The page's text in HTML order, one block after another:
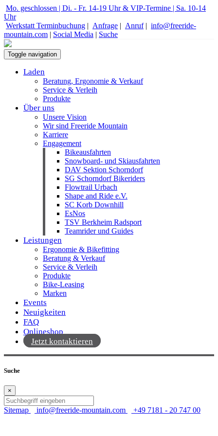
Mo. geschlossen | Di. - Fr. 14-19 Uhr & VIP-Termine | Sa. 10-14
Uhr
Werkstatt Terminbuchung | Anfrage | Anruf| info@freeride-
mountain.com | Social Media | Suche
Toggle navigation
Laden
Beratung, Ergonomie & Verkauf
Service & Verleih
Produkte
Über uns
Unsere Vision
Wir sind Freeride Mountain
Karriere
Engagement
Bikeausfahrten
Snowboard- und Skiausfahrten
DAV Sektion Schorndorf
SG Schorndorf Bikeriders
Flowtrail Urbach
Shape and Ride e.V.
SC Korb Downhill
EsNos
TSV Berkheim Radsport
Teamrider und Guides
Leistungen
Ergonomie & Bikefitting
Beratung & Verkauf
Service & Verleih
Produkte
Bike-Leasing
Marken
Events
Neuigkeiten
FAQ
Onlineshop
Jetzt kontaktieren
Suche
×
Sitemap info@freeride-mountain.com +49 7181 - 20 747 00